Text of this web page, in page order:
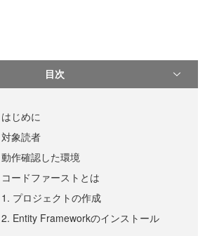
目次
はじめに
対象読者
動作確認した環境
コードファーストとは
1. プロジェクトの作成
2. Entity Frameworkのインストール